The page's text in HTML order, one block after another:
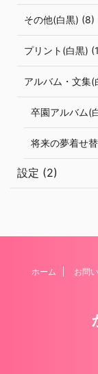
その他(白黒) (8)
プリント(白黒)
アルバム・文集
卒園アルバム(
将来の夢着せ
設定 (2)
ホーム お問